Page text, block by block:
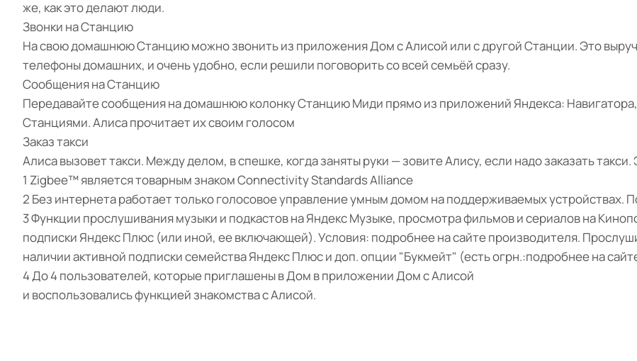
же, как это делают люди.
Звонки на Станцию
На свою домашнюю Станцию можно звонить из приложения Дом с Алисой или с другой Станции. Это
телефоны домашних, и очень удобно, если решили поговорить со всей семьёй сразу.
Сообщения на Станцию
Передавайте сообщения на домашнюю колонку Станцию Миди прямо из приложений Яндекса:
Станциями. Алиса прочитает их своим голосом
Заказ такси
Алиса вызовет такси. Между делом, в спешке, когда заняты руки — зовите Алису, если надо заказать
1 Zigbee™ является товарным знаком Connectivity Standards Alliance
2 Без интернета работает только голосовое управление умным домом на поддерживаемых устройствах.
3 Функции прослушивания музыки и подкастов на Яндекс Музыке, просмотра фильмов и сериалов на
подписки Яндекс Плюс (или иной, ее включающей). Условия: подробнее на сайте производителя.
наличии активной подписки семейства Яндекс Плюс и доп. опции "Букмейт" (есть огрн.:подробнее на
4 До 4 пользователей, которые приглашены в Дом в приложении Дом с Алисой
и воспользовались функцией знакомства с Алисой.